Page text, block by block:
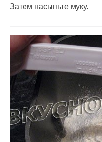
Затем насыпьте муку.